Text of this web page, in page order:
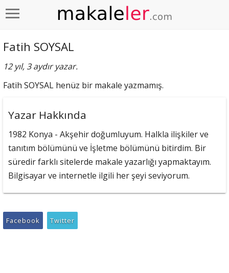
Fatih SOYSAL
12 yıl, 3 aydır yazar.
Fatih SOYSAL henüz bir makale yazmamış.
Yazar Hakkında
1982 Konya - Akşehir doğumluyum. Halkla ilişkiler ve
tanıtım bölümünü ve İşletme bölümünü bitirdim. Bir
süredir farklı sitelerde makale yazarlığı yapmaktayım.
Bilgisayar ve internetle ilgili her şeyi seviyorum.
Facebook Twitter